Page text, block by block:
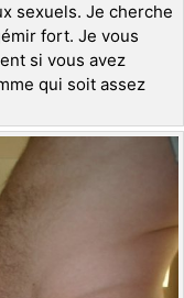
sexuels. Je cherche
fort. Je vous
si vous avez
qui soit assez